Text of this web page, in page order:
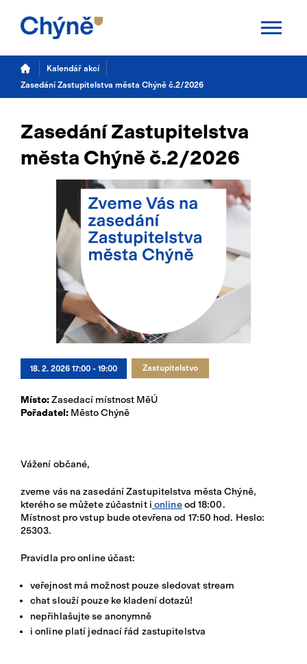
Chýně
Samospráva
Úřední deska
Kalendář akcí
TS Chýně
Přihlásit se
Kalendář akcí
Zasedání Zastupitelstva města Chýně č.2/2026
Zasedání Zastupitelstva
města Chýně č.2/2026
18. 2. 2026 17:00 - 19:00 Zastupitelstvo
Místo:Zasedací místnost MěÚ
Pořadatel: Město Chýně
Vážení občané,
zveme vás na zasedání Zastupitelstva města Chýně,
kterého se můžete zúčastnit i onlineod 18:00.
Místnost pro vstup bude otevřena od 17:50 hod. Heslo:
25303.
Pravidla pro online účast:
veřejnost má možnost pouze sledovat stream
chat slouží pouze ke kladení dotazů!
nepřihlašujte se anonymně
i online platí jednací řád zastupitelstva